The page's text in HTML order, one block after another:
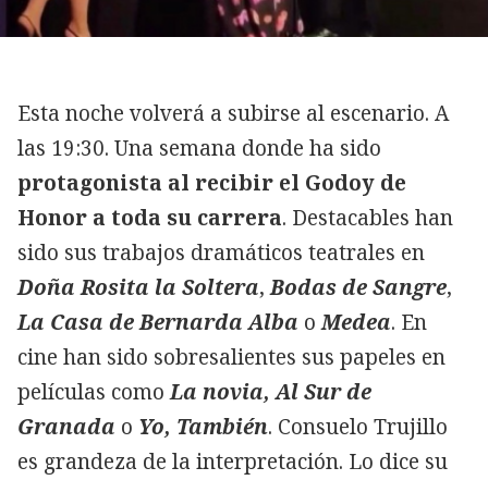
Esta noche volverá a subirse al escenario. A
las 19:30. Una semana donde ha sido
protagonista al recibir el Godoy de
Honor a toda su carrera. Destacables han
sido sus trabajos dramáticos teatrales en
Doña Rosita la Soltera,Bodas de Sangre,
La Casa de Bernarda Alba oMedea. En
cine han sido sobresalientes sus papeles en
películas comoLa novia, Al Sur de
Granada o Yo, También. Consuelo Trujillo
es grandeza de la interpretación. Lo dice su